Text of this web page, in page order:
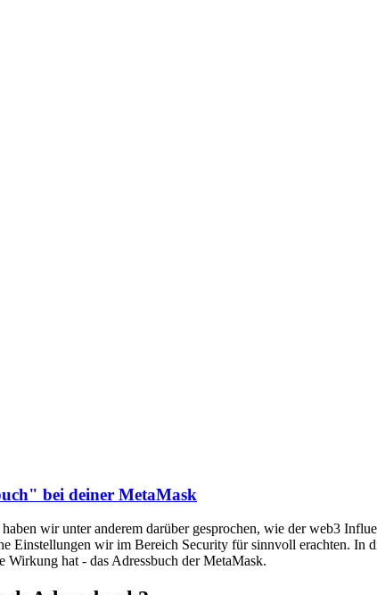
bei deiner MetaMask
wir unter anderem darüber gesprochen, wie der web3
Einstellungen wir im Bereich Security für sinnvoll erachten. In
Wirkung hat - das Adressbuch der MetaMask.